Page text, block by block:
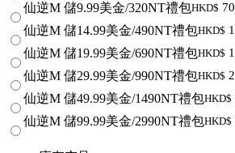
仙逆M 儲9.99美金/320NT禮包HKD$ 70
仙逆M 儲14.99美金/490NT禮包HKD$
仙逆M 儲19.99美金/690NT禮包HKD$
仙逆M 儲29.99美金/990NT禮包HKD$
仙逆M 儲49.99美金/1490NT禮包HKD$
仙逆M 儲99.99美金/2990NT禮包HKD$